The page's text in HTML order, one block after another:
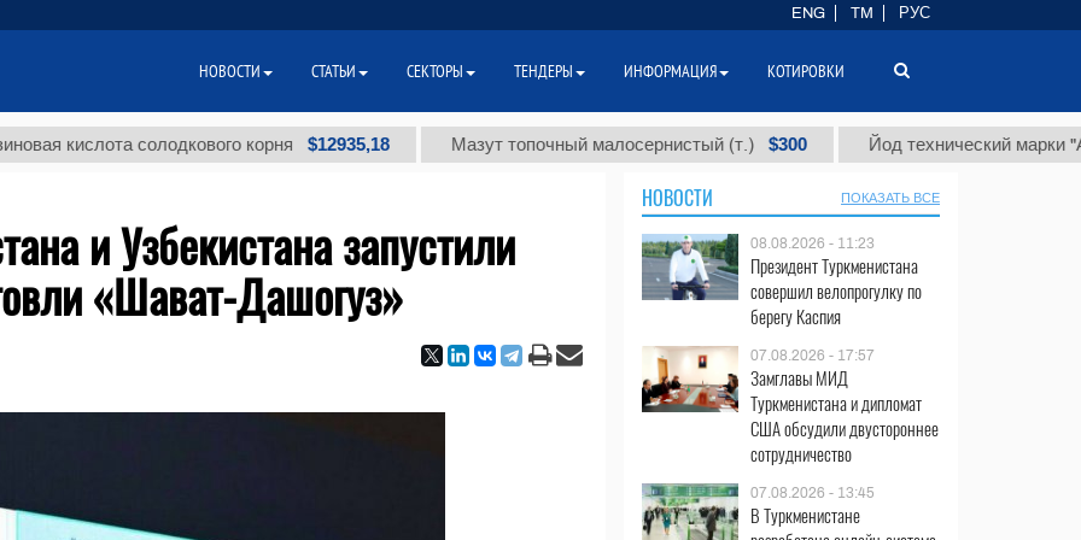
солодкового корня $12935,18 Мазут топочный малосернистый (т.) $300 Йод технический марки "А" (т.)
и Узбекистана запустили
«Шават-Дашогуз»
НОВОСТИ ПОКАЗАТЬ ВСЕ
08.08.2026 - 11:23
Президент Туркменистана
совершил велопрогулку по
берегу Каспия
07.08.2026 - 17:57
Замглавы МИД
Туркменистана и дипломат
США обсудили двустороннее
сотрудничество
07.08.2026 - 13:45
В Туркменистане
ENG TM РУС
НОВОСТИ СТАТЬИ СЕКТОРЫ ТЕНДЕРЫ ИНФОРМАЦИЯ КОТИРОВКИ